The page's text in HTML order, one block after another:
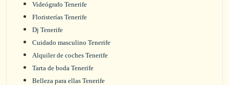
Videógrafo Tenerife
Floristerías Tenerife
Dj Tenerife
Cuidado masculino Tenerife
Alquiler de coches Tenerife
Tarta de boda Tenerife
Belleza para ellas Tenerife